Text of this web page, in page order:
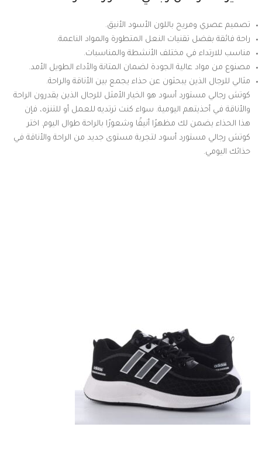
تصميم عصري ومريح باللون الأسود الأنيق.
راحة فائقة بفضل تقنيات النعل المتطورة والمواد الناعمة.
مناسب للارتداء في مختلف الأنشطة والمناسبات.
مصنوع من مواد عالية الجودة لضمان المتانة والأداء الطويل الأمد.
مثالي للرجال الذين يبحثون عن حذاء يجمع بين الأناقة والراحة.
كوتش رجالي مستورد أسود هو الخيار الأمثل للرجال الذين يقدرون الراحة
والأناقة في أحذيتهم اليومية. سواء كنت ترتديه للعمل أو للتنزه، فإن
هذا الحذاء يضمن لك مظهرًا أنيقًا وشعورًا بالراحة طوال اليوم. اختر
كوتش رجالي مستورد أسود لتجربة مستوى جديد من الراحة والأناقة في
حذائك اليومي.